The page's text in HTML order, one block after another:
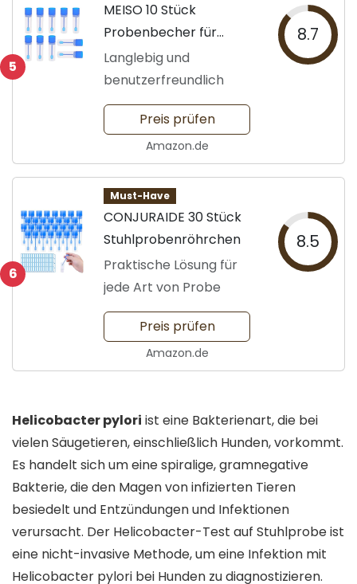
5
MEISO 10 Stück
Probenbecher für
Stuhlproben
Langlebig und
benutzerfreundlich
8.7
Preis prüfen
Amazon.de
6
Must-Have
CONJURAIDE 30 Stück
Stuhlprobenröhrchen
Praktische Lösung für
jede Art von Probe
8.5
Preis prüfen
Amazon.de
Helicobacter pylori ist eine Bakterienart, die bei
vielen Säugetieren, einschließlich Hunden, vorkommt.
Es handelt sich um eine spiralige, gramnegative
Bakterie, die den Magen von infizierten Tieren
besiedelt und Entzündungen und Infektionen
verursacht. Der Helicobacter-Test auf Stuhlprobe ist
eine nicht-invasive Methode, um eine Infektion mit
Helicobacter pylori bei Hunden zu diagnostizieren.